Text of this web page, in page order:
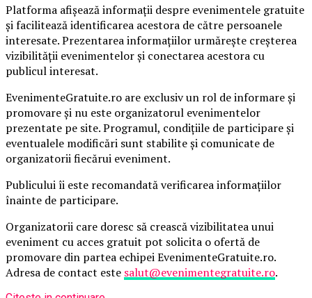
Platforma afișează informații despre evenimentele gratuite
și facilitează identificarea acestora de către persoanele
interesate. Prezentarea informațiilor urmărește creșterea
vizibilității evenimentelor și conectarea acestora cu
publicul interesat.
EvenimenteGratuite.ro are exclusiv un rol de informare și
promovare și nu este organizatorul evenimentelor
prezentate pe site. Programul, condițiile de participare și
eventualele modificări sunt stabilite și comunicate de
organizatorii fiecărui eveniment.
Publicului îi este recomandată verificarea informațiilor
înainte de participare.
Organizatorii care doresc să crească vizibilitatea unui
eveniment cu acces gratuit pot solicita o ofertă de
promovare din partea echipei EvenimenteGratuite.ro.
Adresa de contact este salut@evenimentegratuite.ro.